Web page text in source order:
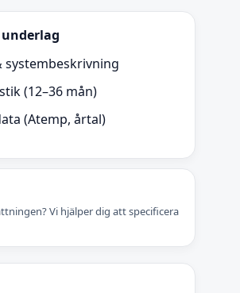
underlag
systembeskrivning
(12–36 mån)
(Atemp, årtal)
Vi hjälper dig att specificera